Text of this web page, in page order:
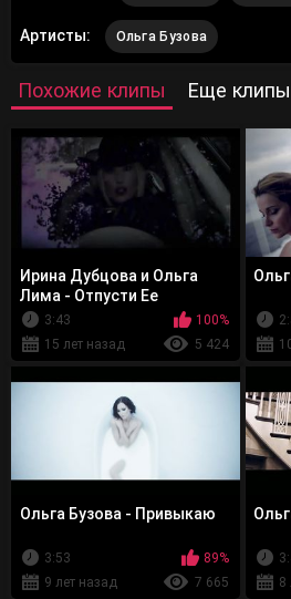
Артисты: Ольга Бузова
Похожие клипы Еще клипы
Ирина Дубцова и Ольга
Лима - Отпусти Ее
3:43
100%
15 лет назад
5 424
Ольга Бузова - Привыкаю
3:53
89%
9 лет назад
7 665
8